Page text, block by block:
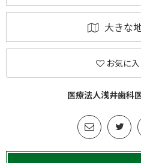
大きな
お気に
医療法人浅井歯科